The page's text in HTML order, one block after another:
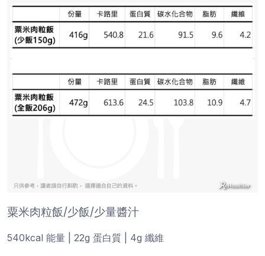
粟米肉粒飯/少飯/少量醬汁
540kcal 能量 | 22g 蛋白質 | 4g 纖維